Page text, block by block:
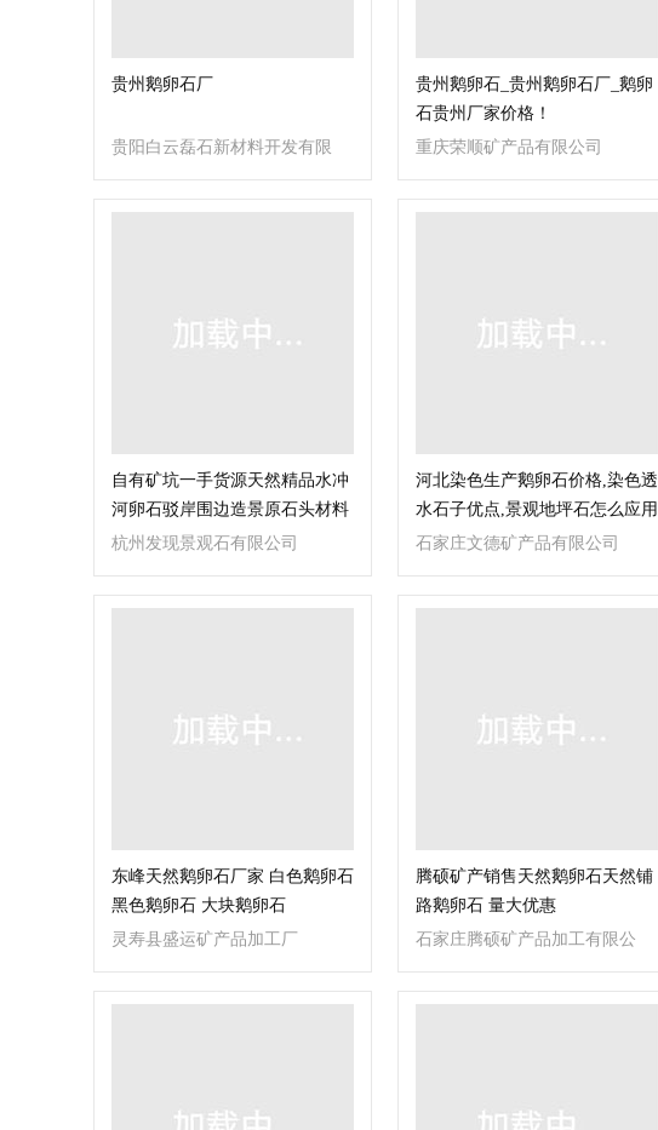
贵州鹅卵石厂
贵阳白云磊石新材料开发有限
公司
贵州鹅卵石_贵州鹅卵石厂_鹅卵
石贵州厂家价格！
重庆荣顺矿产品有限公司
自有矿坑一手货源天然精品水冲
河卵石驳岸围边造景原石头材料
批发
杭州发现景观石有限公司
河北染色生产鹅卵石价格,染色透
水石子优点,景观地坪石怎么应用
石家庄文德矿产品有限公司
东峰天然鹅卵石厂家 白色鹅卵石
黑色鹅卵石 大块鹅卵石
灵寿县盛运矿产品加工厂
腾硕矿产销售天然鹅卵石天然铺
路鹅卵石 量大优惠
石家庄腾硕矿产品加工有限公
司